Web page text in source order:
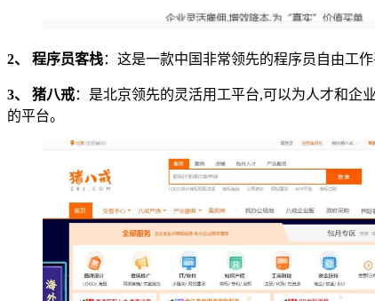
2、 程序员客栈：这是一款中国非常领先的程序员自由工
3、 猪八戒：是北京领先的灵活用工平台,可以为人才和企
的平台。